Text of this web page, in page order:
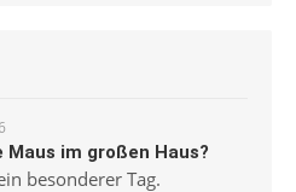
Maus im großen Haus?
besonderer Tag.